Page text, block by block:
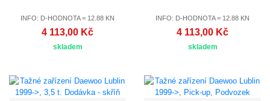
INFO: D-HODNOTA = 12.88 KN
4 113,00 Kč
skladem
INFO: D-HODNOTA = 12.88 KN
4 113,00 Kč
skladem